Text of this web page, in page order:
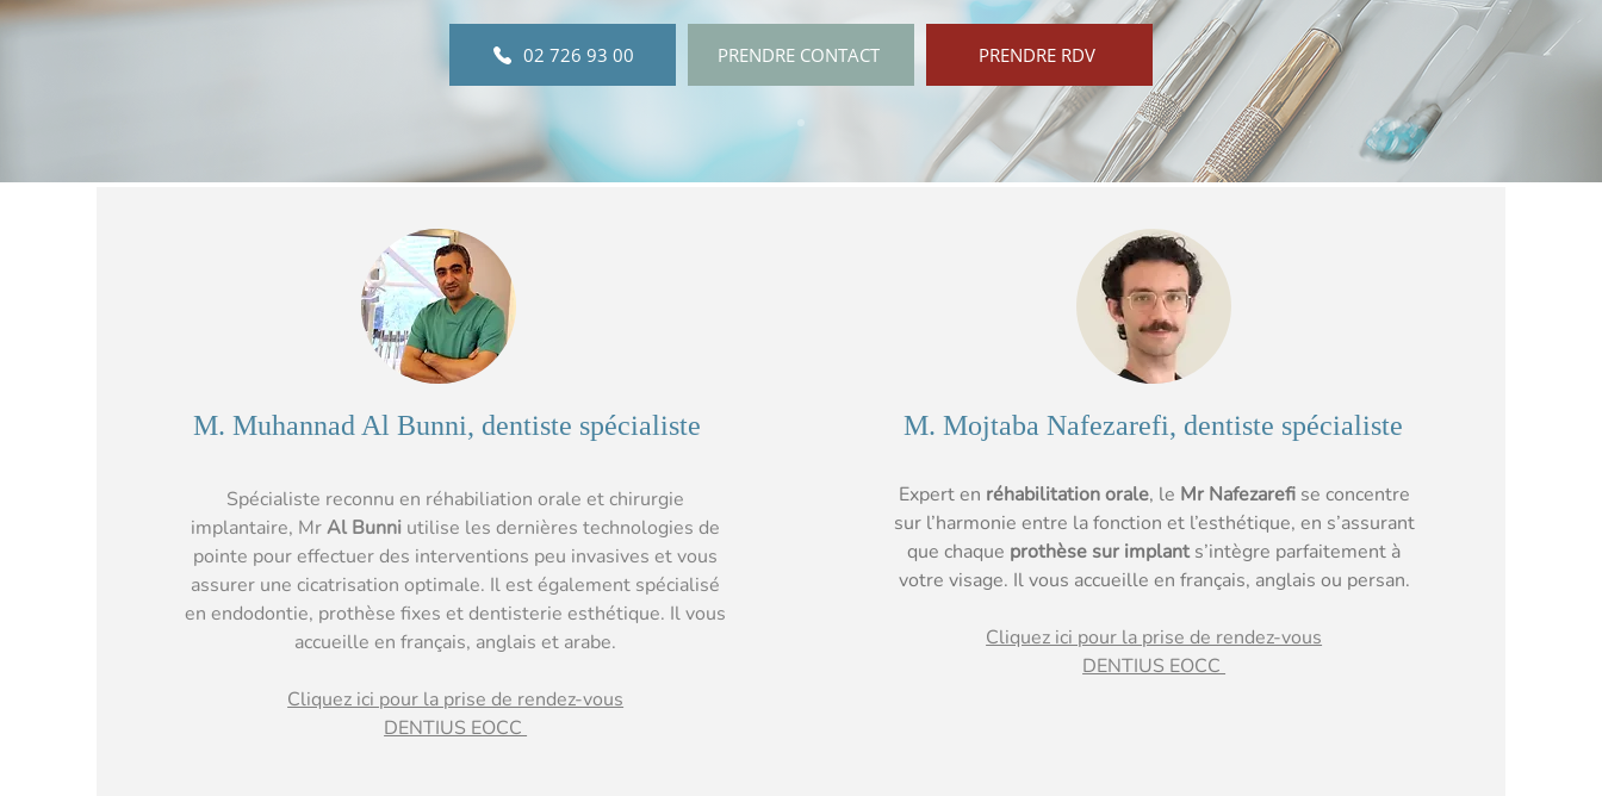
02 726 93 00 PRENDRE CONTACT PRENDRE RDV
M. Muhannad Al Bunni, dentiste spécialiste
Spécialiste reconnu en réhabiliation orale et chirurgie
implantaire, MrAl Bunni utilise les dernières technologies de
pointe pour effectuer des interventions peu invasives et vous
assurer une cicatrisation optimale. Il est également spécialisé
en endodontie, prothèse fixes et dentisterie esthétique. Il vous
accueille en français, anglais et arabe.
Cliquez ici pour la prise de rendez-vous
DENTIUS EOCC
M. Mojtaba Nafezarefi, dentiste spécialiste
Expert en réhabilitation orale, le Mr Nafezarefise concentre
sur l’harmonie entre la fonction et l’esthétique, en s’assurant
que chaque prothèse sur implants’intègre parfaitement à
votre visage. Il vous accueille en français, anglais ou persan.
Cliquez ici pour la prise de rendez-vous
DENTIUS EOCC